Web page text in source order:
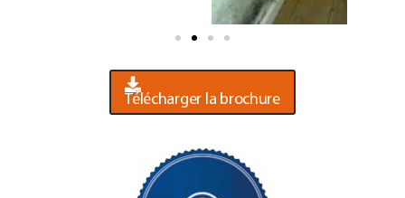
Télécharger la brochure